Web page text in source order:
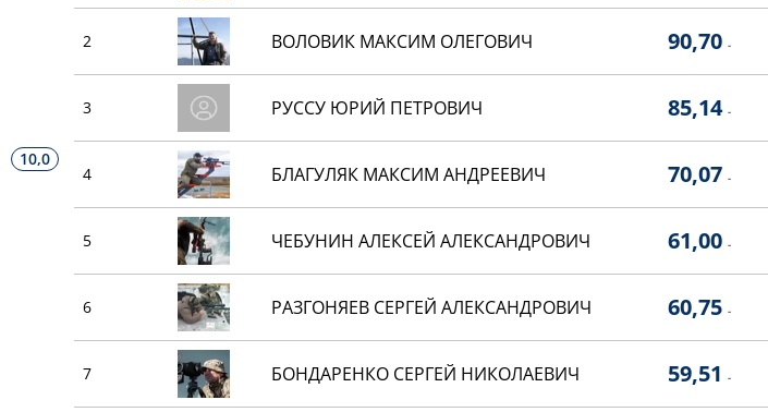
2 ВОЛОВИК МАКСИМ ОЛЕГОВИЧ 90,70 -
3 РУССУ ЮРИЙ ПЕТРОВИЧ 85,14 -
4 БЛАГУЛЯК МАКСИМ АНДРЕЕВИЧ 70,07 -
5 ЧЕБУНИН АЛЕКСЕЙ АЛЕКСАНДРОВИЧ 61,00 -
6 РАЗГОНЯЕВ СЕРГЕЙ АЛЕКСАНДРОВИЧ 60,75 -
7 БОНДАРЕНКО СЕРГЕЙ НИКОЛАЕВИЧ 59,51 -
10,0